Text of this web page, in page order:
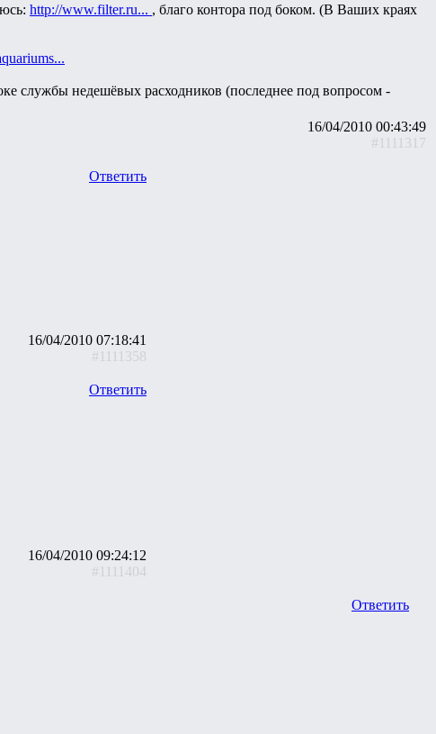
http://www.filter.ru... , благо контора под боком. (В Ваших краях
службы недешёвых расходников (последнее под вопросом -
16/04/2010 00:43:49
#1111317
Ответить
16/04/2010 07:18:41
#1111358
Ответить
16/04/2010 09:24:12
#1111404
Ответить